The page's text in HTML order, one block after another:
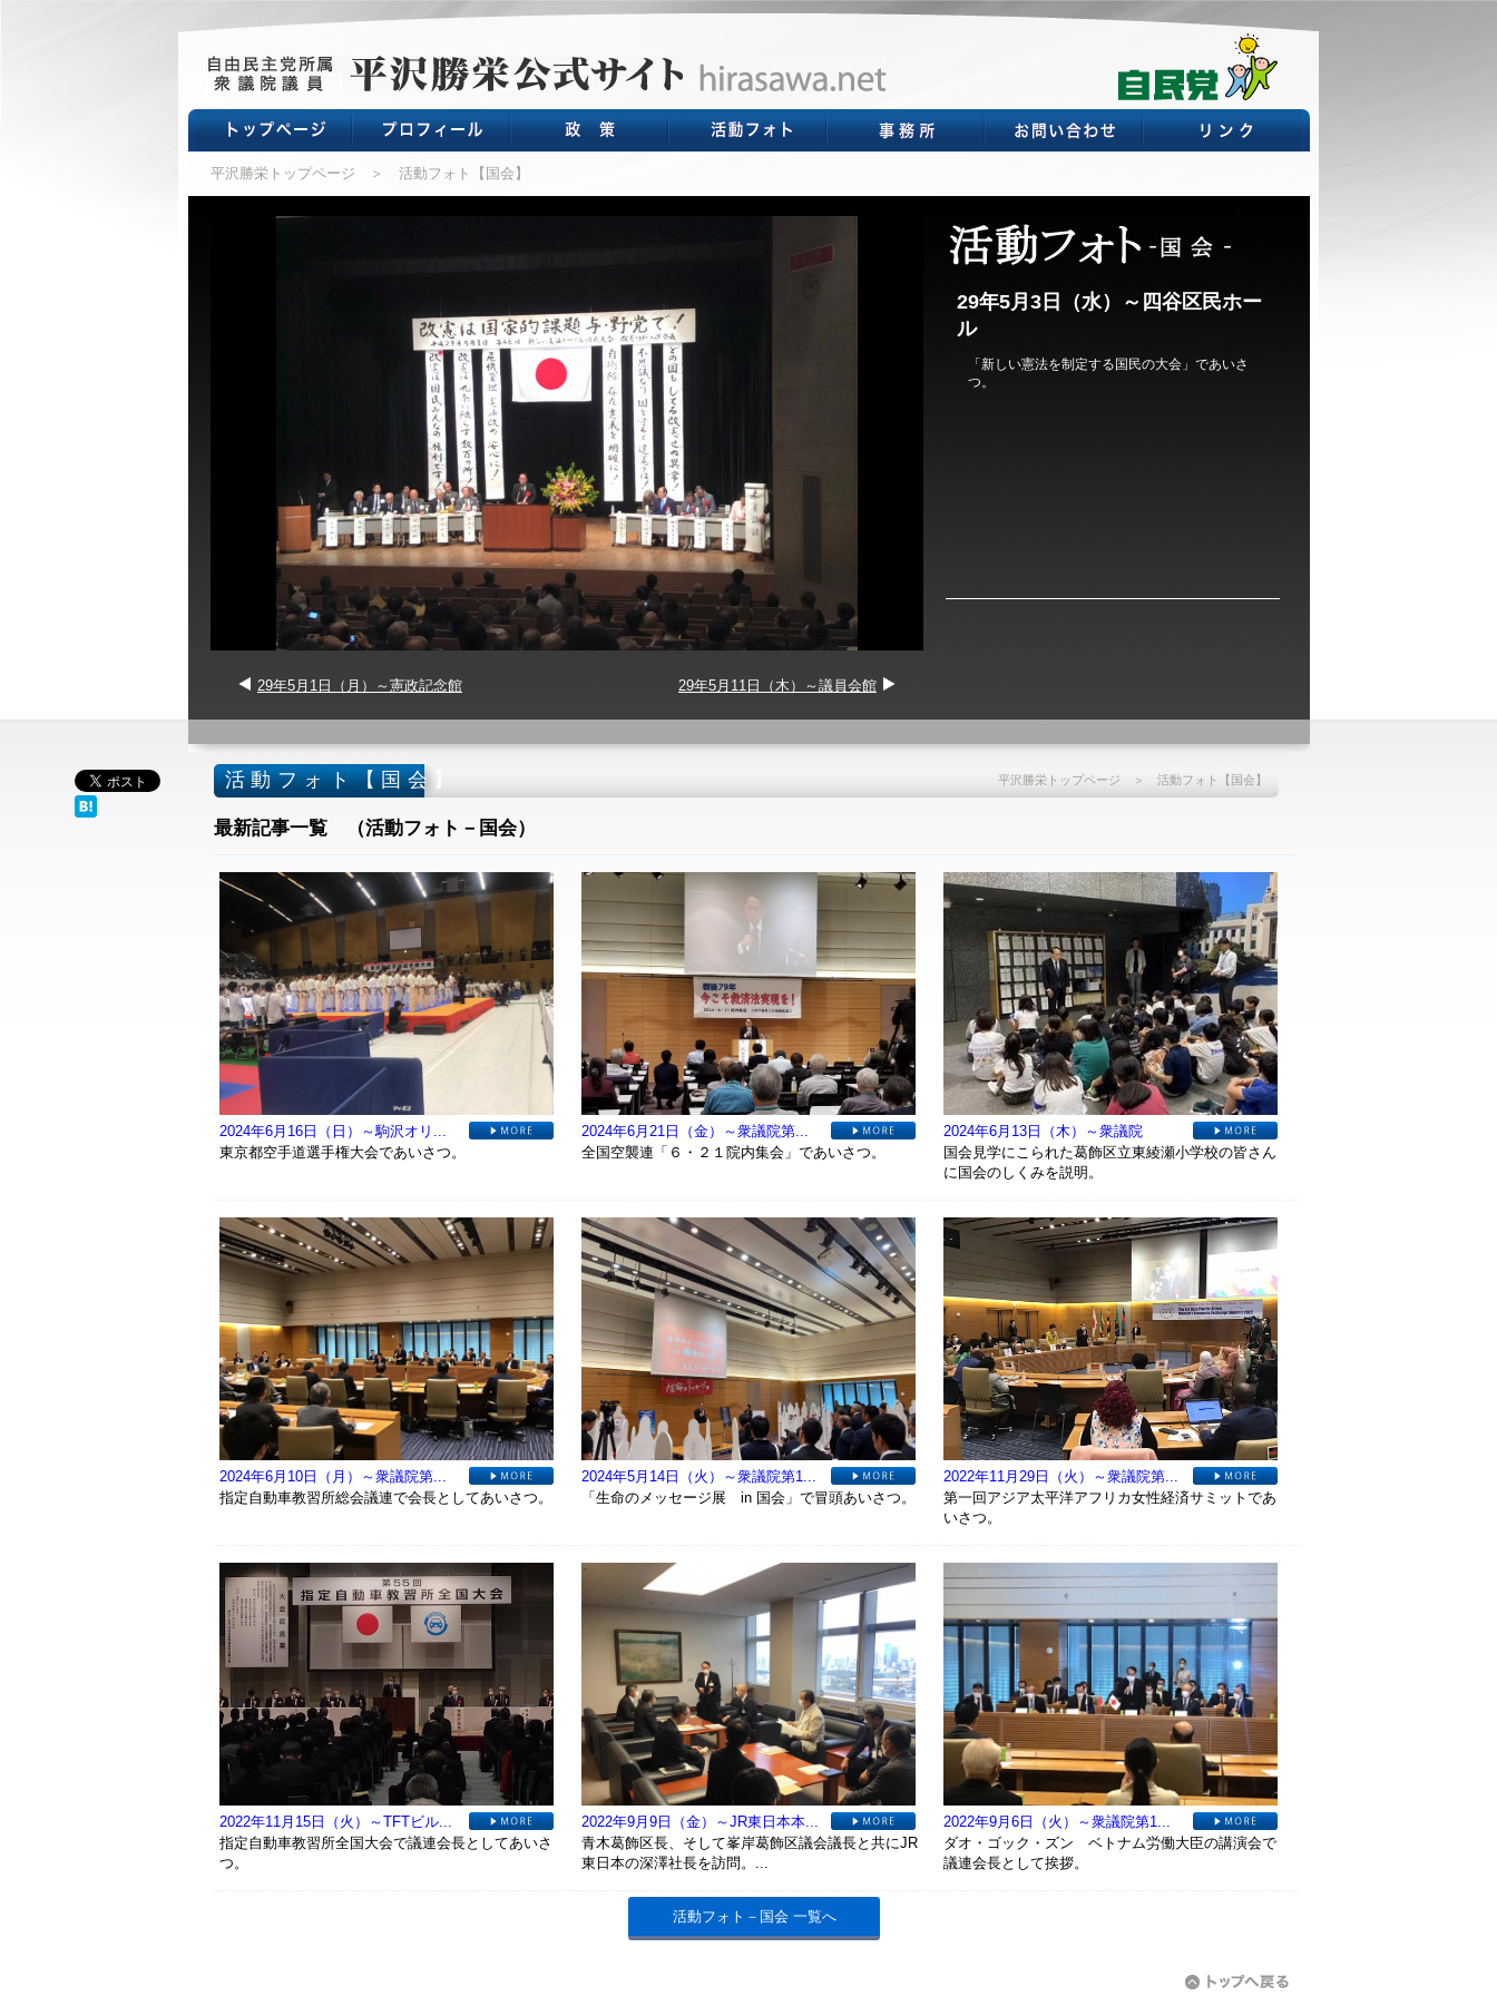
平沢勝栄トップページ ＞ 活動フォト【国会】
29年5月3日（水）～四谷区民ホー
ル
「新しい憲法を制定する国民の大会」であいさ
つ。
29年5月1日（月）～憲政記念館 29年5月11日（木）～議員会館
活動フォト【国会】 平沢勝栄トップページ ＞ 活動フォト【国会】
最新記事一覧 （活動フォト－国会）
2024年6月16日（日）～駒沢オリ...
東京都空手道選手権大会であいさつ。
2024年6月21日（金）～衆議院第...
全国空襲連「６・２１院内集会」であいさつ。
2024年6月13日（木）～衆議院
国会見学にこられた葛飾区立東綾瀬小学校の皆さん
に国会のしくみを説明。
2024年6月10日（月）～衆議院第...
指定自動車教習所総会議連で会長としてあいさつ。
2024年5月14日（火）～衆議院第1...
「生命のメッセージ展 in 国会」で冒頭あいさつ。
2022年11月29日（火）～衆議院第...
第一回アジア太平洋アフリカ女性経済サミットであ
いさつ。
2022年11月15日（火）～TFTビル...
指定自動車教習所全国大会で議連会長としてあいさ
つ。
2022年9月9日（金）～JR東日本本...
青木葛飾区長、そして峯岸葛飾区議会議長と共にJR
東日本の深澤社長を訪問。...
2022年9月6日（火）～衆議院第1...
ダオ・ゴック・ズン ベトナム労働大臣の講演会で
議連会長として挨拶。
活動フォト－国会 一覧へ